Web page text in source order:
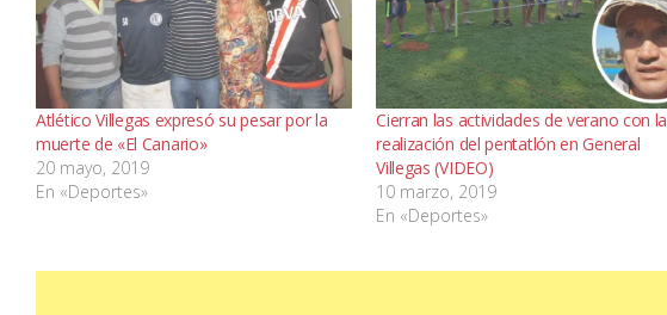
Atlético Villegas expresó su pesar por la
muerte de «El Canario»
20 mayo, 2019
En «Deportes»
Cierran las actividades de verano con la
realización del pentatlón en General
Villegas (VIDEO)
10 marzo, 2019
En «Deportes»